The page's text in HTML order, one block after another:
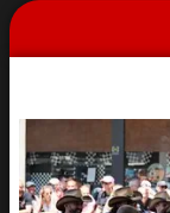
Le circuit en 1988
Classements